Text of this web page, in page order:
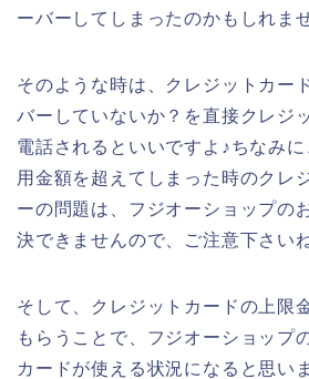
ーバーしてしまったのかもしれま
そのような時は、クレジットカー
バーしていないか？を直接クレジ
電話されるといいですよ♪ちなみ
用金額を超えてしまった時のクレ
ーの問題は、フジオーショップの
決できませんので、ご注意下さい
そして、クレジットカードの上限
もらうことで、フジオーショップ
カードが使える状況になると思い